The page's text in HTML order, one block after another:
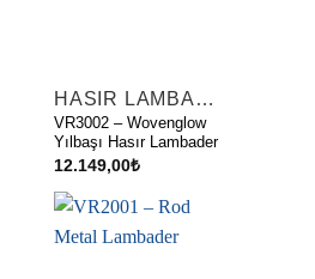
HASIR LAMBADER
VR3002 – Wovenglow
Yılbaşı Hasır Lambader
12.149,00₺